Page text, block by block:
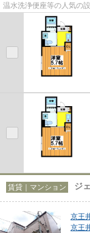
温水洗浄便座等の人気の
休日のお出かけは楽ちん
賃貸｜マンション ジ
京王
京王